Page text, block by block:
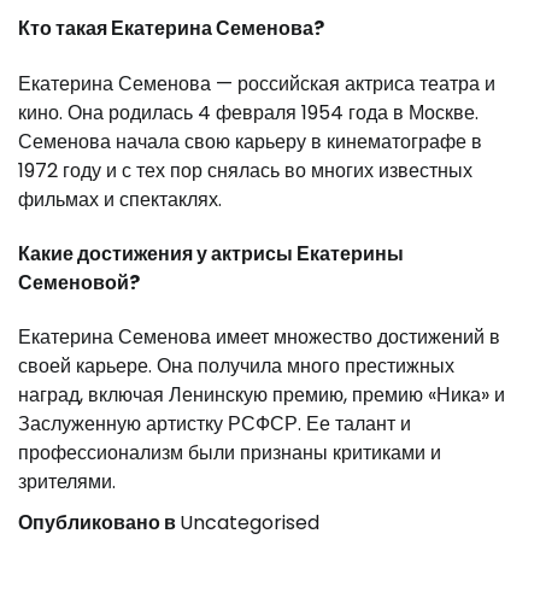
Кто такая Екатерина Семенова?
Екатерина Семенова — российская актриса театра и
кино. Она родилась 4 февраля 1954 года в Москве.
Семенова начала свою карьеру в кинематографе в
1972 году и с тех пор снялась во многих известных
фильмах и спектаклях.
Какие достижения у актрисы Екатерины
Семеновой?
Екатерина Семенова имеет множество достижений в
своей карьере. Она получила много престижных
наград, включая Ленинскую премию, премию «Ника» и
Заслуженную артистку РСФСР. Ее талант и
профессионализм были признаны критиками и
зрителями.
Опубликовано вUncategorised